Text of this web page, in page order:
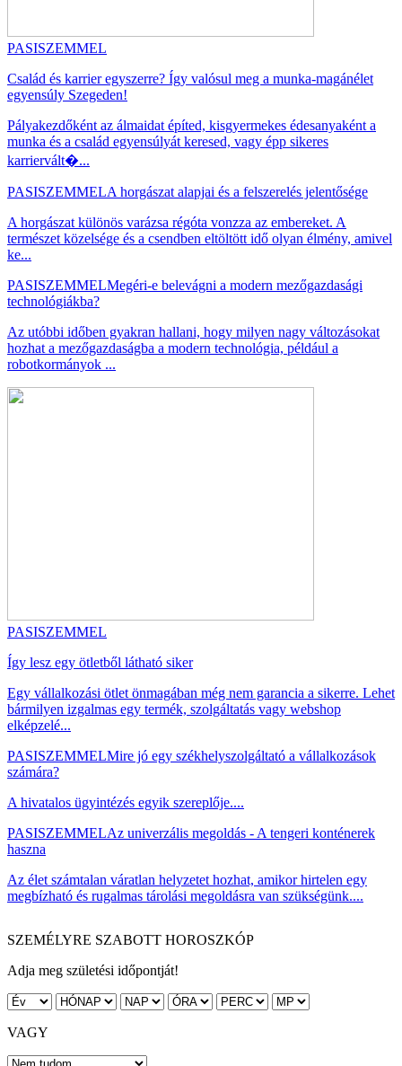
PASISZEMMEL
Család és karrier egyszerre? Így valósul meg a munka-magánélet
egyensúly Szegeden!
Pályakezdőként az álmaidat építed, kisgyermekes édesanyaként a
munka és a család egyensúlyát keresed, vagy épp sikeres
karriervált�...
PASISZEMMELA horgászat alapjai és a felszerelés jelentősége
A horgászat különös varázsa régóta vonzza az embereket. A
természet közelsége és a csendben eltöltött idő olyan élmény, amivel
ke...
PASISZEMMELMegéri-e belevágni a modern mezőgazdasági
technológiákba?
Az utóbbi időben gyakran hallani, hogy milyen nagy változásokat
hozhat a mezőgazdaságba a modern technológia, például a
robotkormányok ...
PASISZEMMEL
Így lesz egy ötletből látható siker
Egy vállalkozási ötlet önmagában még nem garancia a sikerre. Lehet
bármilyen izgalmas egy termék, szolgáltatás vagy webshop
elképzelé...
PASISZEMMELMire jó egy székhelyszolgáltató a vállalkozások
számára?
A hivatalos ügyintézés egyik szereplője....
PASISZEMMELAz univerzális megoldás - A tengeri konténerek
haszna
Az élet számtalan váratlan helyzetet hozhat, amikor hirtelen egy
megbízható és rugalmas tárolási megoldásra van szükségünk....
SZEMÉLYRE SZABOTT HOROSZKÓP
Adja meg születési időpontját!
VAGY